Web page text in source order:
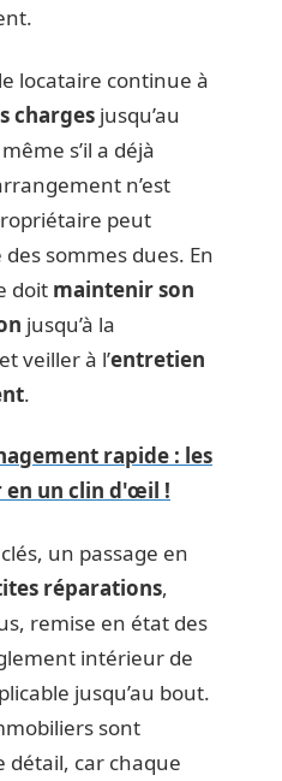
locataire continue à
charges jusqu’au
s’il a déjà
n’est
peut
sommes dues. En
doit maintenir son
jusqu’à la
veiller à l’entretien
.
rapide : les
en un clin d'œil !
un passage en
réparations,
remise en état des
intérieur de
jusqu’au bout.
sont
car chaque